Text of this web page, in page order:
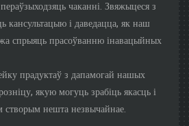
чаканні. Звяжыцеся з
кансультацыю і даведацца, як наш
спрыяць прасоўванню інавацыйных
прадуктаў з дапамогай нашых
якую могуць зрабіць якасць і
створым нешта незвычайнае.